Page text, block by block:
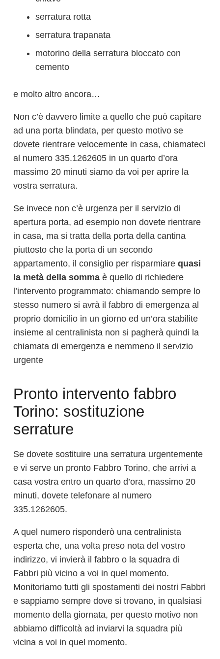
serratura rotta
serratura trapanata
motorino della serratura bloccato con
cemento
e molto altro ancora…
Non c’è davvero limite a quello che può capitare
ad una porta blindata, per questo motivo se
dovete rientrare velocemente in casa, chiamateci
al numero 335.1262605 in un quarto d’ora
massimo 20 minuti siamo da voi per aprire la
vostra serratura.
Se invece non c’è urgenza per il servizio di
apertura porta, ad esempio non dovete rientrare
in casa, ma si tratta della porta della cantina
piuttosto che la porta di un secondo
appartamento, il consiglio per risparmiare quasi
la metà della somma è quello di richiedere
l’intervento programmato: chiamando sempre lo
stesso numero si avrà il fabbro di emergenza al
proprio domicilio in un giorno ed un’ora stabilite
insieme al centralinista non si pagherà quindi la
chiamata di emergenza e nemmeno il servizio
urgente
Pronto intervento fabbro
Torino: sostituzione
serrature
Se dovete sostituire una serratura urgentemente
e vi serve un pronto Fabbro Torino, che arrivi a
casa vostra entro un quarto d’ora, massimo 20
minuti, dovete telefonare al numero
335.1262605.
A quel numero risponderò una centralinista
esperta che, una volta preso nota del vostro
indirizzo, vi invierà il fabbro o la squadra di
Fabbri più vicino a voi in quel momento.
Monitoriamo tutti gli spostamenti dei nostri Fabbri
e sappiamo sempre dove si trovano, in qualsiasi
momento della giornata, per questo motivo non
abbiamo difficoltà ad inviarvi la squadra più
vicina a voi in quel momento.